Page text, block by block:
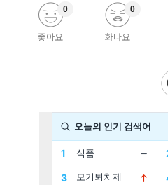
좋아요
0
화나요
0